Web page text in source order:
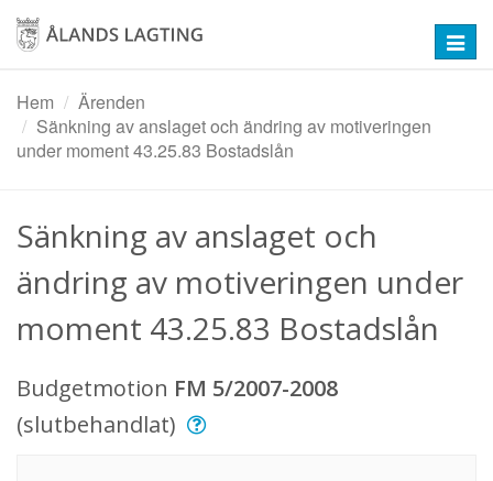
Hoppa
huvudinnehåll
Hem
Ärenden
Sänkning av anslaget och ändring av motiveringen
under moment 43.25.83 Bostadslån
Sänkning av anslaget och
ändring av motiveringen under
moment 43.25.83 Bostadslån
Budgetmotion FM 5/2007-2008
(slutbehandlat)